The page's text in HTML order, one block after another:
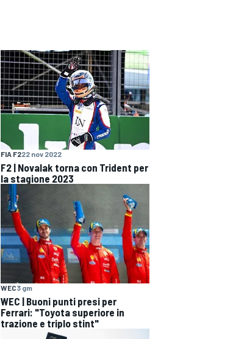
FIA F222 nov 2022
F2 | Novalak torna con Trident per
la stagione 2023
WEC3 gm
WEC | Buoni punti presi per
Ferrari: "Toyota superiore in
trazione e triplo stint"